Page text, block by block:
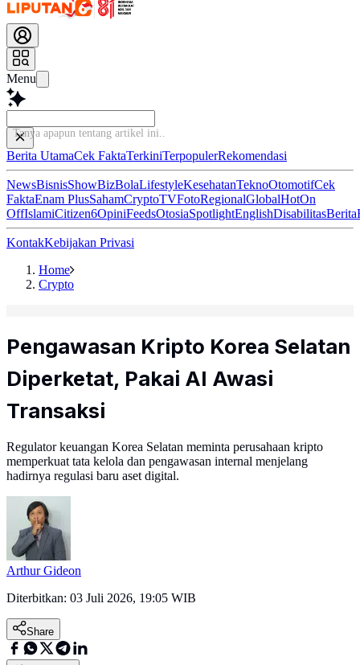
Menu
Tanya apapun tentang artikel
Berita UtamaCek FaktaTerkiniTerpopulerRekomendasi
NewsBisnisShowBizBolaLifestyleKesehatanTeknoOtomotifCek
FaktaEnam PlusSahamCryptoTVFotoRegionalGlobalHotOn
OffIslamiCitizen6OpiniFeedsOtosiaSpotlightEnglishDisabilitasBerita
KontakKebijakan Privasi
Home
Crypto
Pengawasan Kripto Korea Selatan
Diperketat, Pakai AI Awasi
Transaksi
Regulator keuangan Korea Selatan meminta perusahaan kripto
memperkuat tata kelola dan pengawasan internal menjelang
hadirnya regulasi baru aset digital.
Arthur Gideon
Diterbitkan: 03 Juli 2026, 19:05 WIB
Share